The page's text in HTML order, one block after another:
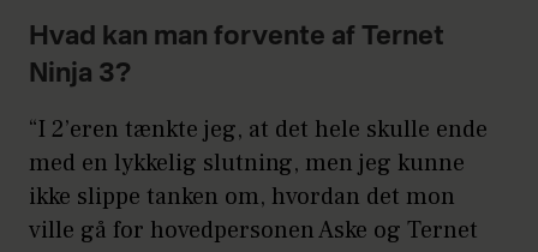
Hvad kan man forvente af Ternet
Ninja 3?
“I 2’eren tænkte jeg, at det hele skulle ende
med en lykkelig slutning, men jeg kunne
ikke slippe tanken om, hvordan det mon
ville gå for hovedpersonen Aske og Ternet